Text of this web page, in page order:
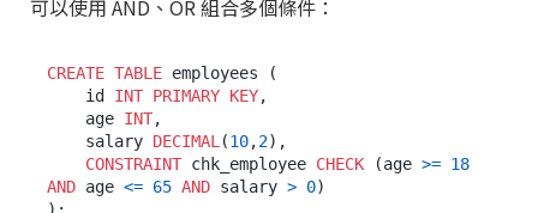
可以使用 AND、OR 組合多個條件：
CREATE TABLE employees (
    id
INT PRIMARY KEY,
    age
INT,
    salary
DECIMAL (10,2),
CONSTRAINT chk_employee CHECK (age >= 18
AND age <= 65 AND salary > 0)